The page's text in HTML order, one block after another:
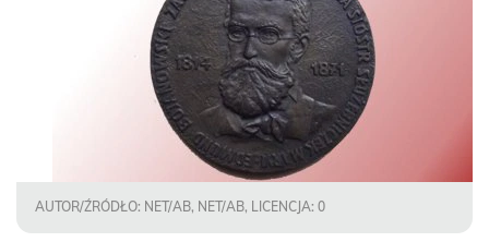
AUTOR/ŹRÓDŁO: NET/AB, NET/AB, LICENCJA: 0